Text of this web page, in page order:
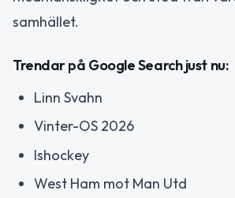
samhället.
Trendar på Google Search just nu:
Linn Svahn
Vinter-OS 2026
Ishockey
West Ham mot Man Utd